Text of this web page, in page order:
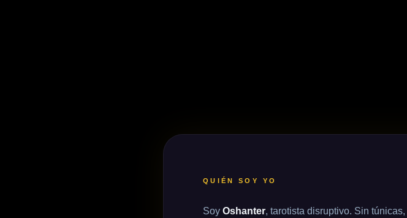
QUIÉN SOY YO
Soy Oshanter, tarotista disruptivo. Sin túnicas,